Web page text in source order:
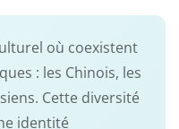
où coexistent
: les Chinois, les
Cette diversité
identité